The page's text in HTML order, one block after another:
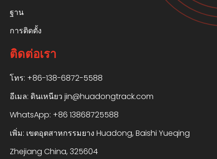
ฐาน
การติดตั้ง
ติดต่อเรา
โทร: +86-138-6872-5588
อีเมล: ดินเหนียว jin@huadongtrack.com
WhatsApp: +86 13868725588
เพิ่ม: เขตอุตสาหกรรมยาง Huadong, Baishi Yueqing
Zhejiang China, 325604